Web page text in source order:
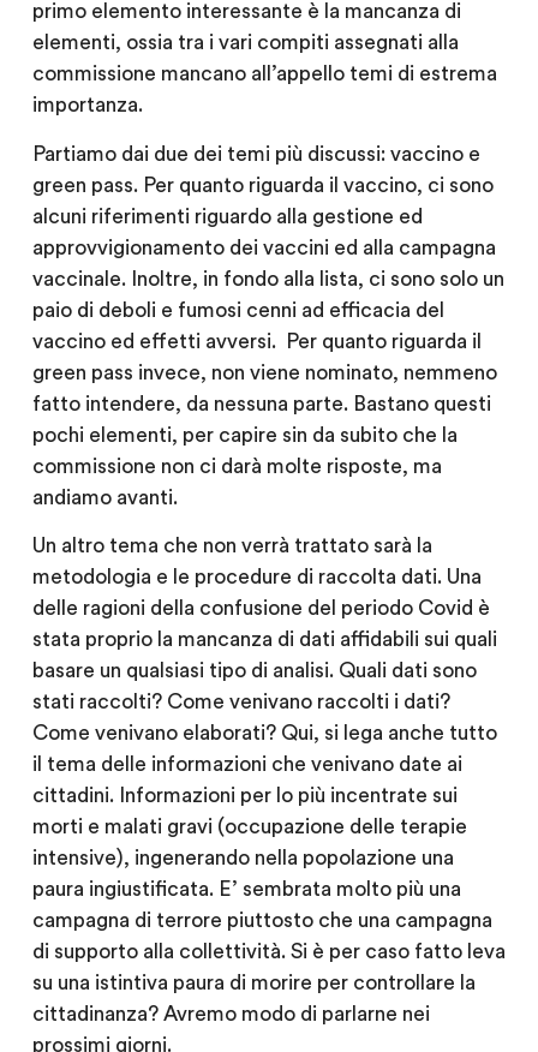
primo elemento interessante è la mancanza di
elementi, ossia tra i vari compiti assegnati alla
commissione mancano all’appello temi di estrema
importanza.
Partiamo dai due dei temi più discussi: vaccino e
green pass. Per quanto riguarda il vaccino, ci sono
alcuni riferimenti riguardo alla gestione ed
approvvigionamento dei vaccini ed alla campagna
vaccinale. Inoltre, in fondo alla lista, ci sono solo un
paio di deboli e fumosi cenni ad efficacia del
vaccino ed effetti avversi. Per quanto riguarda il
green pass invece, non viene nominato, nemmeno
fatto intendere, da nessuna parte. Bastano questi
pochi elementi, per capire sin da subito che la
commissione non ci darà molte risposte, ma
andiamo avanti.
Un altro tema che non verrà trattato sarà la
metodologia e le procedure di raccolta dati. Una
delle ragioni della confusione del periodo Covid è
stata proprio la mancanza di dati affidabili sui quali
basare un qualsiasi tipo di analisi. Quali dati sono
stati raccolti? Come venivano raccolti i dati?
Come venivano elaborati? Qui, si lega anche tutto
il tema delle informazioni che venivano date ai
cittadini. Informazioni per lo più incentrate sui
morti e malati gravi (occupazione delle terapie
intensive), ingenerando nella popolazione una
paura ingiustificata. E’ sembrata molto più una
campagna di terrore piuttosto che una campagna
di supporto alla collettività. Si è per caso fatto leva
su una istintiva paura di morire per controllare la
cittadinanza? Avremo modo di parlarne nei
prossimi giorni.